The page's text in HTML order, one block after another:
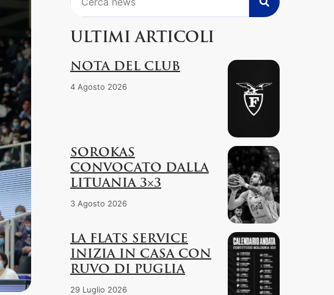
ULTIMI ARTICOLI
NOTA DEL CLUB
4 Agosto 2026
SOROKAS
CONVOCATO DALLA
LITUANIA 3×3
3 Agosto 2026
LA FLATS SERVICE
INIZIA IN CASA CON
RUVO DI PUGLIA
29 Luglio 2026